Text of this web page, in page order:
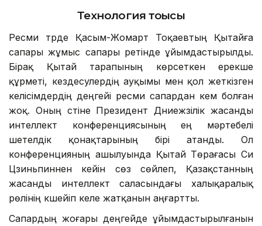
Технология тоғысы
Ресми түрде Қасым-Жомарт Тоқаевтың Қытайға
сапары жұмыс сапары ретінде ұйымдастырылды.
Бірақ Қытай тарапының көрсеткен ерекше
құрметі, кездесулердің ауқымы мен қол жеткізген
келісімдердің деңгейі ресми сапардан кем болған
жоқ. Оның үстіне Президент Дүниежүзілік жасанды
интеллект конференциясының ең мәртебелі
шетелдік қонақтарының бірі атанды. Ол
конференцияның ашылуында Қытай Төрағасы Си
Цзиньпиннен кейін сөз сөйлеп, Қазақстанның
жасанды интеллект саласындағы халықаралық
рөлінің күшейіп келе жатқанын аңғартты.
Сапардың жоғары деңгейде ұйымдастырылғанын